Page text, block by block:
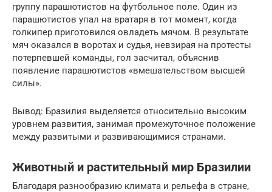
группу парашютистов на футбольное поле. Один из
парашютистов упал на вратаря в тот момент, когда
голкипер приготовился овладеть мячом. В результате
мяч оказался в воротах и судья, невзирая на протесты
потерпевшей команды, гол засчитал, объяснив
появление парашютистов «вмешательством высшей
силы».
Вывод: Бразилия выделяется относительно высоким
уровнем развития, занимая промежуточное положение
между развитыми и развивающимися странами.
Животный и растительный мир Бразилии
Благодаря разнообразию климата и рельефа в стране,